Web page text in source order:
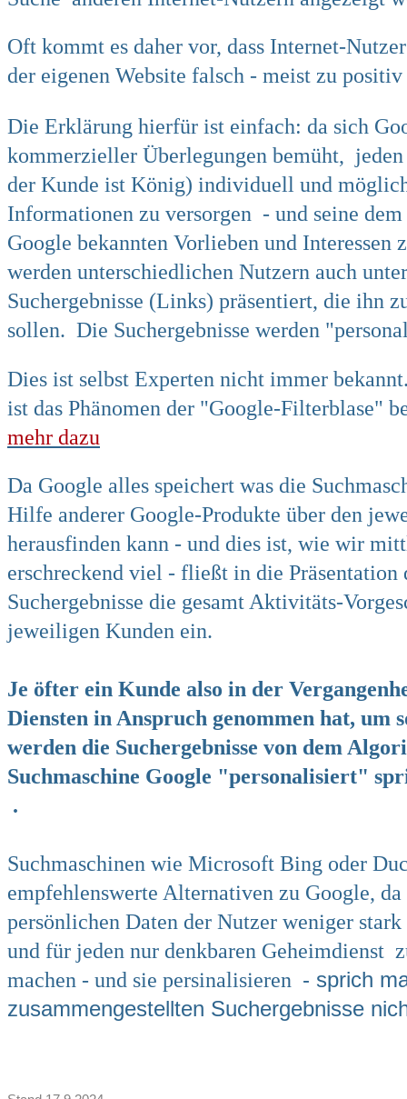
Oft kommt es daher vor, dass Internet-
der eigenen Website falsch - meist zu
Die Erklärung hierfür ist einfach: da sich
kommerzieller Überlegungen bemüht,
der Kunde ist König) individuell und
Informationen zu versorgen - und seine
Google bekannten Vorlieben und Interessen
werden unterschiedlichen Nutzern auch
Suchergebnisse (Links) präsentiert, die ihn
sollen. Die Suchergebnisse werden
Dies ist selbst Experten nicht immer
ist das Phänomen der "Google-Filterblase"
mehr dazu
Da Google alles speichert was die
Hilfe anderer Google-Produkte über den
herausfinden kann - und dies ist, wie wir
erschreckend viel - fließt in die Präsentation
Suchergebnisse die gesamt Aktivitäts-
jeweiligen Kunden ein.
Je öfter ein Kunde also in der
Diensten in Anspruch genommen hat, um
werden die Suchergebnisse von dem
Suchmaschine Google "personalisiert"
.
Suchmaschinen wie Microsoft Bing oder
empfehlenswerte Alternativen zu Google, da
persönlichen Daten der Nutzer weniger stark
und für jeden nur denkbaren Geheimdienst
machen - und sie persinalisieren - sprich
zusammengestellten Suchergebnisse